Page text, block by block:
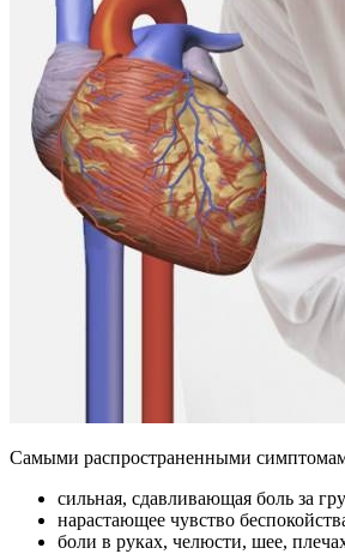
Самыми распространенными
сильная, сдавливающая боль за
нарастающее чувство
боли в руках, челюсти, шее,